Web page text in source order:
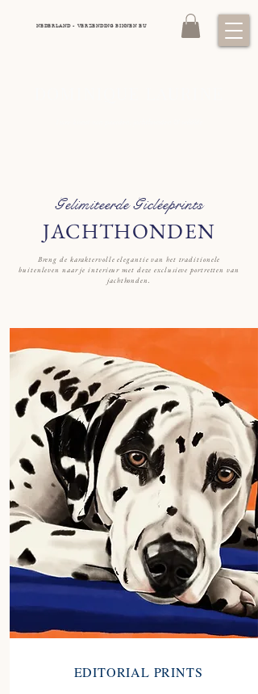
NEDERLAND - VERZENDING BINNEN EU
Gelimiteerde Gicléeprints
JACHTHONDEN
Breng de karaktervolle elegantie van het traditionele
buitenleven naar je interieur met deze exclusieve portretten van
jachthonden.
EDITORIAL PRINTS